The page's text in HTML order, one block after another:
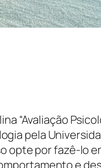
“Avaliação
pela
opte por fazê-lo